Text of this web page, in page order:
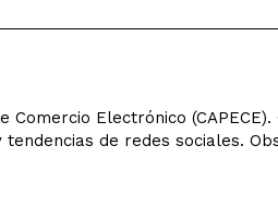
Electrónico
de redes sociales.